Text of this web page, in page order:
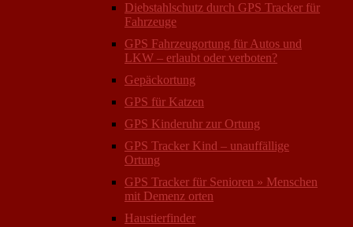
Diebstahlschutz durch GPS Tracker für
Fahrzeuge
GPS Fahrzeugortung für Autos und
LKW – erlaubt oder verboten?
Gepäckortung
GPS für Katzen
GPS Kinderuhr zur Ortung
GPS Tracker Kind – unauffällige
Ortung
GPS Tracker für Senioren » Menschen
mit Demenz orten
Haustierfinder